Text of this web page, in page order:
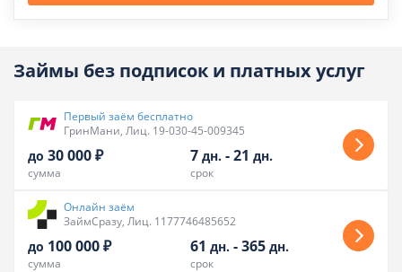
Займы без подписок и платных услуг
Первый заём бесплатно
ГринМани, Лиц. 19-030-45-009345
до 30 000 ₽
сумма
7дн.-21 дн.
срок
Онлайн заём
ЗаймСразу, Лиц. 1177746485652
до 100 000 ₽
сумма
61 дн.-365дн.
срок